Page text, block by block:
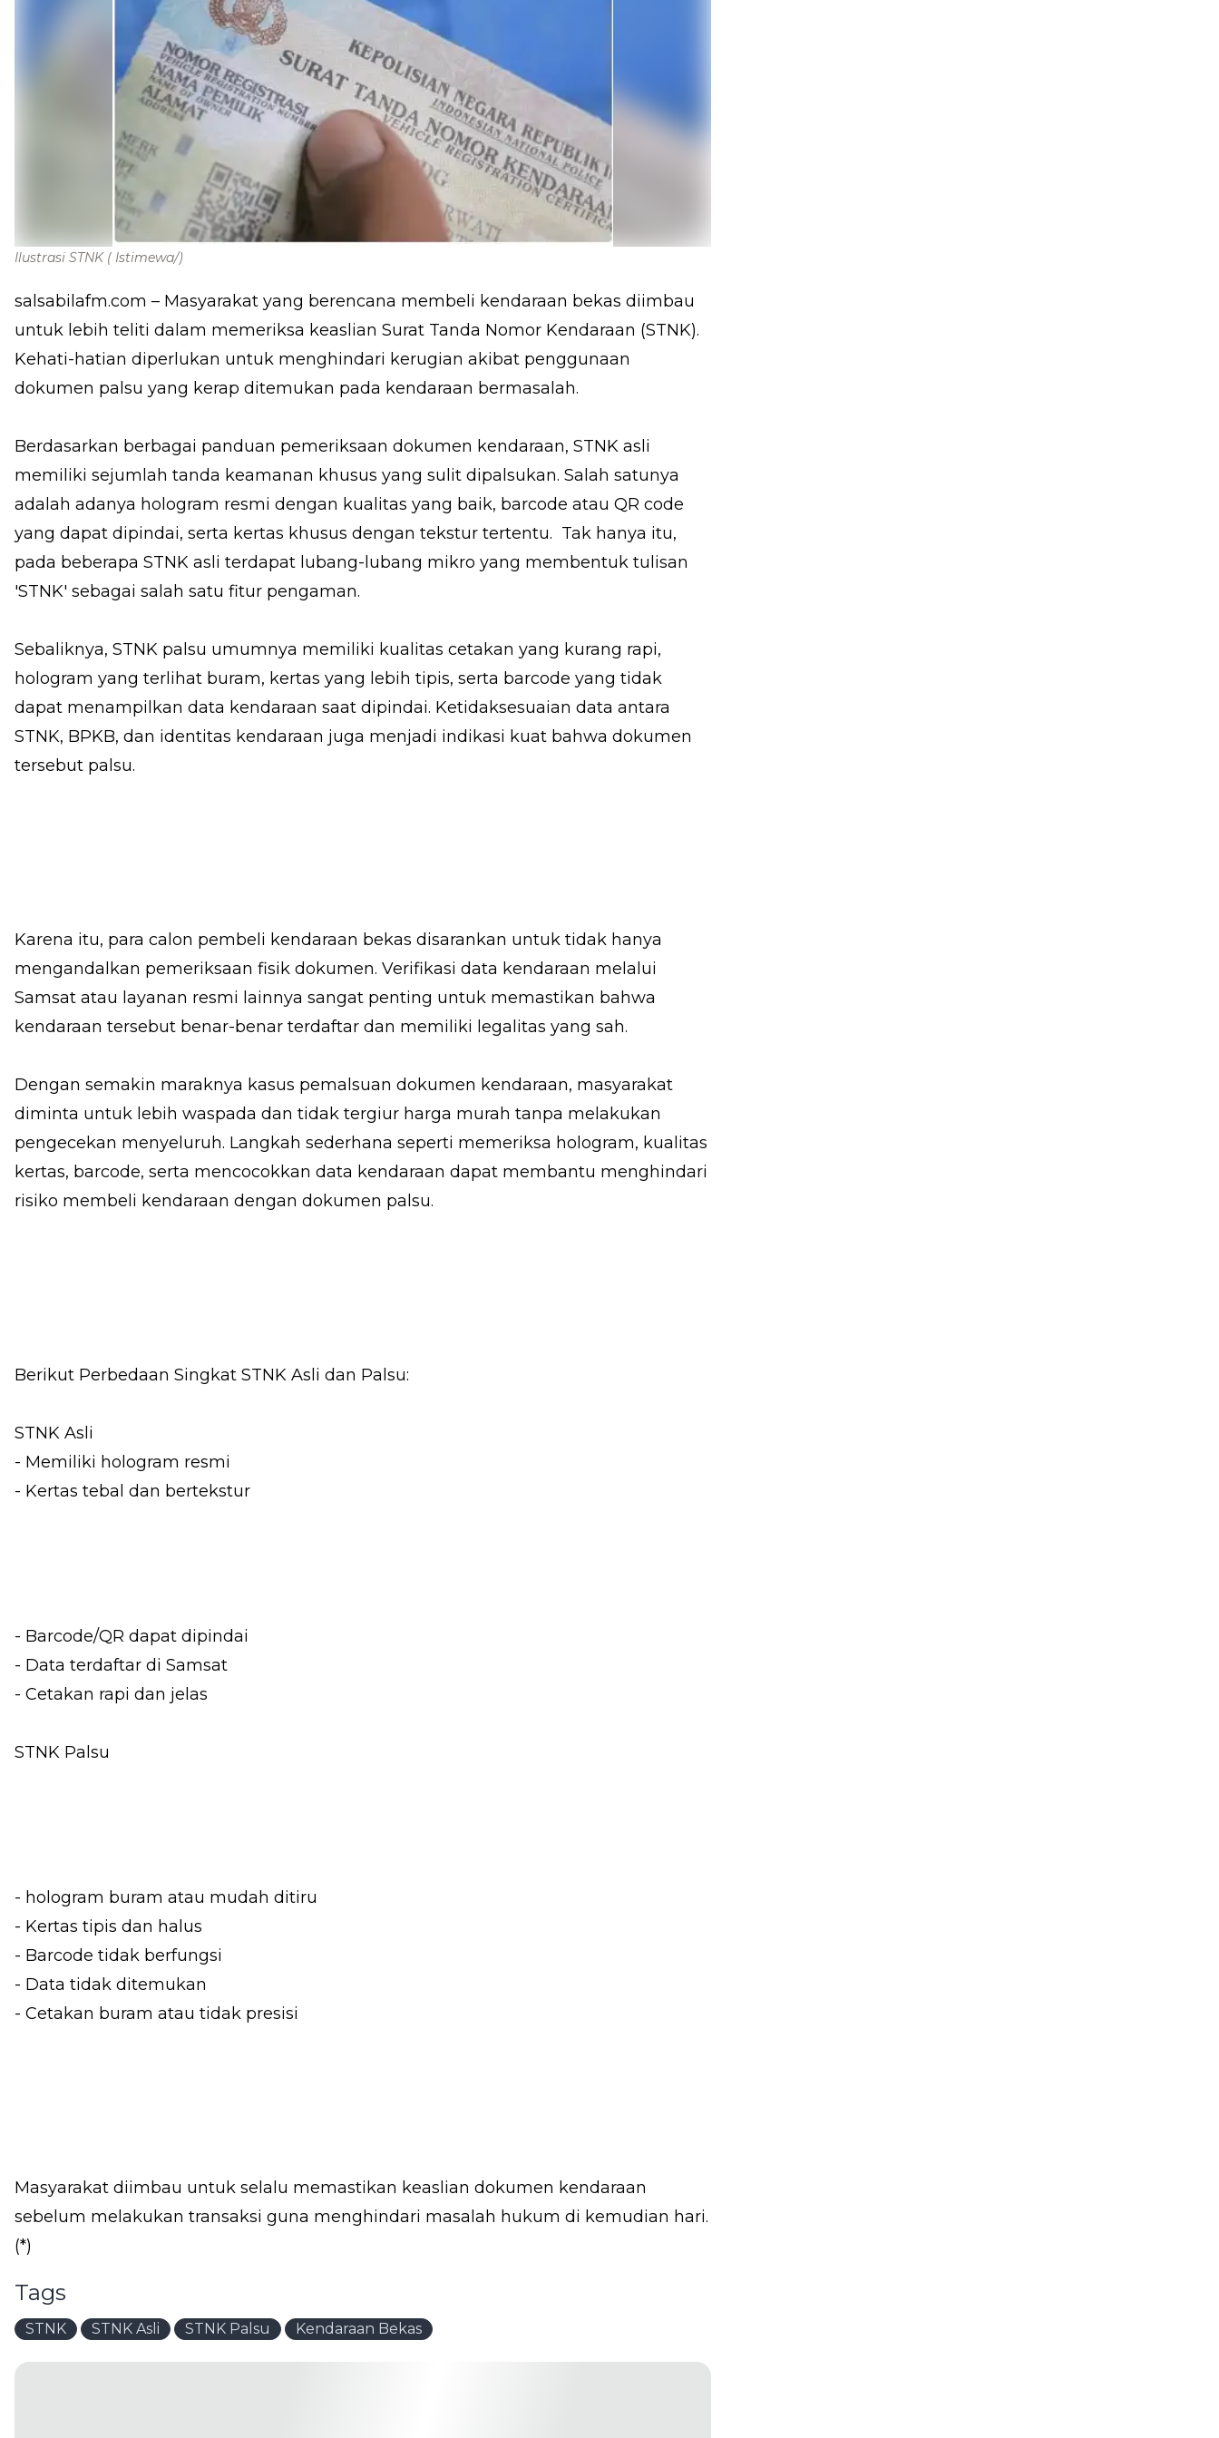
Ilustrasi STNK ( Istimewa/)
salsabilafm.com – Masyarakat yang berencana membeli kendaraan bekas diimbau
untuk lebih teliti dalam memeriksa keaslian Surat Tanda Nomor Kendaraan (STNK).
Kehati-hatian diperlukan untuk menghindari kerugian akibat penggunaan
dokumen palsu yang kerap ditemukan pada kendaraan bermasalah.
Berdasarkan berbagai panduan pemeriksaan dokumen kendaraan, STNK asli
memiliki sejumlah tanda keamanan khusus yang sulit dipalsukan. Salah satunya
adalah adanya hologram resmi dengan kualitas yang baik, barcode atau QR code
yang dapat dipindai, serta kertas khusus dengan tekstur tertentu. Tak hanya itu,
pada beberapa STNK asli terdapat lubang-lubang mikro yang membentuk tulisan
'STNK' sebagai salah satu fitur pengaman.
Sebaliknya, STNK palsu umumnya memiliki kualitas cetakan yang kurang rapi,
hologram yang terlihat buram, kertas yang lebih tipis, serta barcode yang tidak
dapat menampilkan data kendaraan saat dipindai. Ketidaksesuaian data antara
STNK, BPKB, dan identitas kendaraan juga menjadi indikasi kuat bahwa dokumen
tersebut palsu.
Karena itu, para calon pembeli kendaraan bekas disarankan untuk tidak hanya
mengandalkan pemeriksaan fisik dokumen. Verifikasi data kendaraan melalui
Samsat atau layanan resmi lainnya sangat penting untuk memastikan bahwa
kendaraan tersebut benar-benar terdaftar dan memiliki legalitas yang sah.
Dengan semakin maraknya kasus pemalsuan dokumen kendaraan, masyarakat
diminta untuk lebih waspada dan tidak tergiur harga murah tanpa melakukan
pengecekan menyeluruh. Langkah sederhana seperti memeriksa hologram, kualitas
kertas, barcode, serta mencocokkan data kendaraan dapat membantu menghindari
risiko membeli kendaraan dengan dokumen palsu.
Berikut Perbedaan Singkat STNK Asli dan Palsu:
STNK Asli
- Memiliki hologram resmi
- Kertas tebal dan bertekstur
- Barcode/QR dapat dipindai
- Data terdaftar di Samsat
- Cetakan rapi dan jelas
STNK Palsu
- hologram buram atau mudah ditiru
- Kertas tipis dan halus
- Barcode tidak berfungsi
- Data tidak ditemukan
- Cetakan buram atau tidak presisi
Masyarakat diimbau untuk selalu memastikan keaslian dokumen kendaraan
sebelum melakukan transaksi guna menghindari masalah hukum di kemudian hari.
(*)
Tags
STNK STNK Asli STNK Palsu Kendaraan Bekas